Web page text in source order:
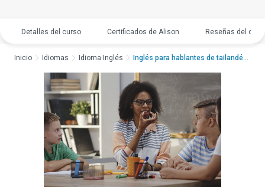
Detalles del curso Certificados de Alison Reseñas del
Inicio Idiomas Idioma Inglés Inglés para hablantes de tailandés ...